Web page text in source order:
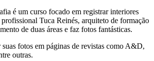
é um curso focado em registrar interiores
Tuca Reinés, arquiteto de formação
de duas áreas e faz fotos fantásticas.
fotos em páginas de revistas como A&D,
outras.